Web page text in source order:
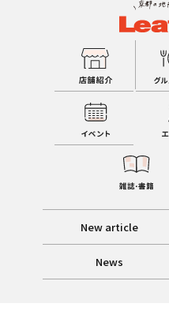
New article
News